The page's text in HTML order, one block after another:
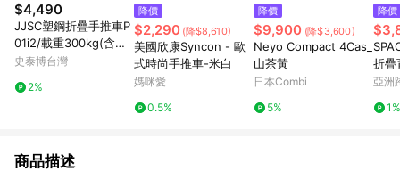
$4,490
JJSC塑鋼折疊手推車P
01i2/載重300kg(含運
費/限本島)
史泰博台灣
2%
降價
$2,290 (降$8,610)
美國欣康Syncon - 歐
式時尚手推車-米白
媽咪愛
0.5%
降價
$9,900 (降$3,600)
Neyo Compact 4Cas_
山茶黃
日本Combi
5%
降價
折疊
拓鉑
亞洲
1%
商品描述